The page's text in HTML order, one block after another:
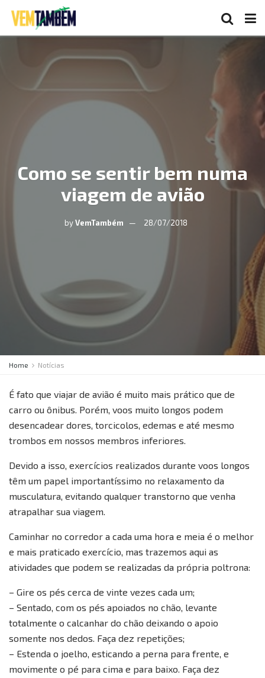
Como se sentir bem numa
viagem de avião
byVemTambém 28/07/2018
Home Notícias
É fato que viajar de avião é muito mais prático que de
carro ou ônibus. Porém, voos muito longos podem
desencadear dores, torcicolos, edemas e até mesmo
trombos em nossos membros inferiores.
Devido a isso, exercícios realizados durante voos longos
têm um papel importantíssimo no relaxamento da
musculatura, evitando qualquer transtorno que venha
atrapalhar sua viagem.
Caminhar no corredor a cada uma hora e meia é o melhor
e mais praticado exercício, mas trazemos aqui as
atividades que podem se realizadas da própria poltrona:
– Gire os pés cerca de vinte vezes cada um;
– Sentado, com os pés apoiados no chão, levante
totalmente o calcanhar do chão deixando o apoio
somente nos dedos. Faça dez repetições;
– Estenda o joelho, esticando a perna para frente, e
movimente o pé para cima e para baixo. Faça dez